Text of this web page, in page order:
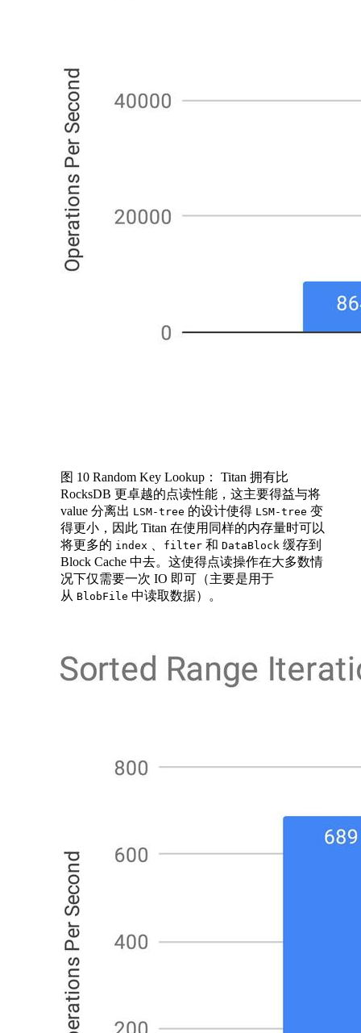
图 10 Random Key Lookup： Titan 拥有比
RocksDB 更卓越的点读性能，这主要得益与将
value 分离出 LSM-tree 的设计使得 LSM-tree 变
得更小，因此 Titan 在使用同样的内存量时可以
将更多的 index filter 和 DataBlock 缓存到
Block Cache 中去。这使得点读操作在大多数情
况下仅需要一次 IO 即可（主要是用于
从 BlobFile 中读取数据）。